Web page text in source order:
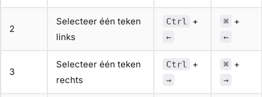
2
Selecteer één teken
links
Ctrl +
←
⌘ +
←
3
Selecteer één teken
rechts
Ctrl +
→
⌘ +
→